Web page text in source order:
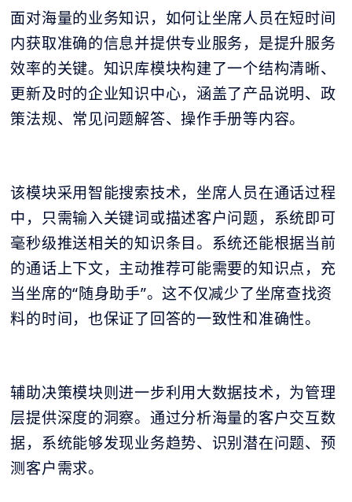
面对海量的业务知识，如何让坐席人员在短时间
内获取准确的信息并提供专业服务，是提升服务
效率的关键。知识库模块构建了一个结构清晰、
更新及时的企业知识中心，涵盖了产品说明、政
策法规、常见问题解答、操作手册等内容。
该模块采用智能搜索技术，坐席人员在通话过程
中，只需输入关键词或描述客户问题，系统即可
毫秒级推送相关的知识条目。系统还能根据当前
的通话上下文，主动推荐可能需要的知识点，充
当坐席的“随身助手”。这不仅减少了坐席查找资
料的时间，也保证了回答的一致性和准确性。
辅助决策模块则进一步利用大数据技术，为管理
层提供深度的洞察。通过分析海量的客户交互数
据，系统能够发现业务趋势、识别潜在问题、预
测客户需求。